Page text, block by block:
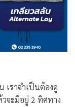
เราจำเป็นต้องดู
จะมีอยู่ 2 ทิศทาง